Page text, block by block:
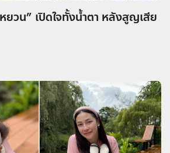
ยวน” เปิดใจทั้งน้ำตา หลังสูญเสีย